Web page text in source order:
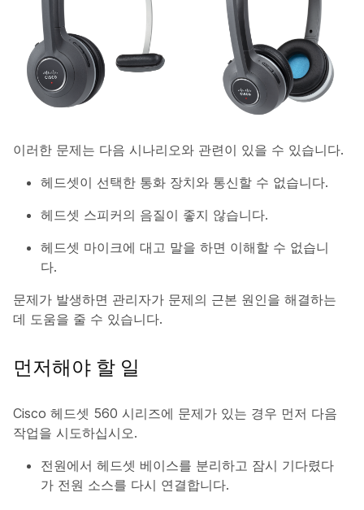
이러한 문제는 다음 시나리오와 관련이 있을 수 있습니다.
헤드셋이 선택한 통화 장치와 통신할 수 없습니다.
헤드셋 스피커의 음질이 좋지 않습니다.
헤드셋 마이크에 대고 말을 하면 이해할 수 없습니
다.
문제가 발생하면 관리자가 문제의 근본 원인을 해결하는
데 도움을 줄 수 있습니다.
먼저해야 할 일
Cisco 헤드셋 560 시리즈에 문제가 있는 경우 먼저 다음
작업을 시도하십시오.
전원에서 헤드셋 베이스를 분리하고 잠시 기다렸다
가 전원 소스를 다시 연결합니다.